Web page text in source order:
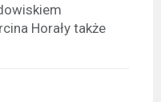
Horały także